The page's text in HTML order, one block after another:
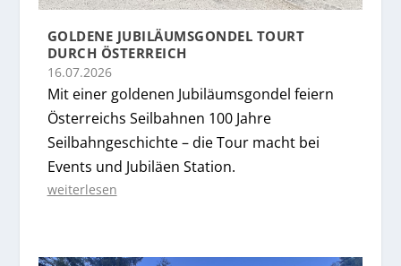
GOLDENE JUBILÄUMSGONDEL TOURT
DURCH ÖSTERREICH
16.07.2026
Mit einer goldenen Jubiläumsgondel feiern
Österreichs Seilbahnen 100 Jahre
Seilbahngeschichte – die Tour macht bei
Events und Jubiläen Station.
weiterlesen